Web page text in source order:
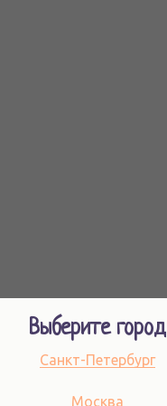
Выберите город
Санкт-Петербург
Москва